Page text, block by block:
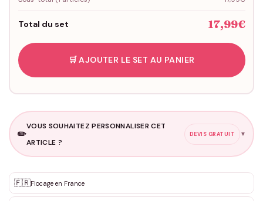
Total du set 17,99€
🛒 AJOUTER LE SET AU PANIER
✏️
VOUS SOUHAITEZ PERSONNALISER CET
ARTICLE ?
DEVIS GRATUIT ▼
✨ Personnalisation sur mesure
DEVIS GRATUIT · Personnalisation de 3 à 10€ selon la demande
🇫🇷Flocage en France